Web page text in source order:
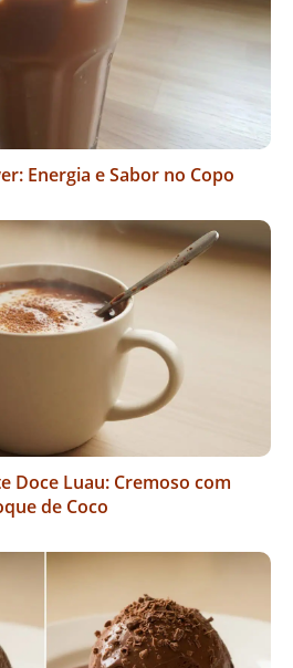
Energia e Sabor no Copo
Doce Luau: Cremoso com
de Coco